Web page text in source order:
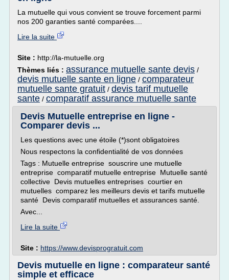
La mutuelle qui vous convient se trouve forcement parmi
nos 200 garanties santé comparées....
Lire la suite
Site : http://la-mutuelle.org
Thèmes liés : assurance mutuelle sante devis /
devis mutuelle sante en ligne / comparateur
mutuelle sante gratuit / devis tarif mutuelle
sante / comparatif assurance mutuelle sante
Devis Mutuelle entreprise en ligne -
Comparer devis ...
Les questions avec une étoile (*)sont obligatoires
Nous respectons la confidentialité de vos données
Tags : Mutuelle entreprise souscrire une mutuelle
entreprise comparatif mutuelle entreprise Mutuelle santé
collective Devis mutuelles entreprises courtier en
mutuelles comparez les meilleurs devis et tarifs mutuelle
santé Devis comparatif mutuelles et assurances santé.
Avec...
Lire la suite
Site : https://www.devisprogratuit.com
Devis mutuelle en ligne : comparateur santé
simple et efficace